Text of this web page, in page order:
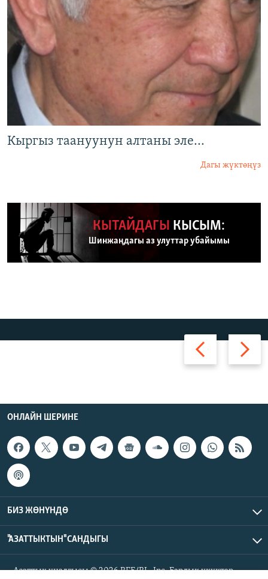
Кыргыз таануунун алтаны эле...
Дагы жүктөңүз
КЫТАЙДАГЫ КЫСЫМ:
Шинжаңдагы аз улуттар убайымы
Артка Алдыга
ОНЛАЙН ШЕРИНЕ
БИЗ ЖӨНҮНДӨ
"АЗАТТЫКТЫН" САНДЫГЫ
Азаттык үналгысы © 2026 RFE/RL, Inc. Бардык укуктар